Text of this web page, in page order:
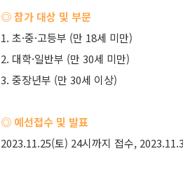
◎ 참가 대상 및 부문
1. 초·중·고등부 (만 18세 미만)
2. 대학·일반부 (만 30세 미만)
3. 중장년부 (만 30세 이상)
◎ 예선접수 및 발표
2023.11.25(토) 24시까지 접수,